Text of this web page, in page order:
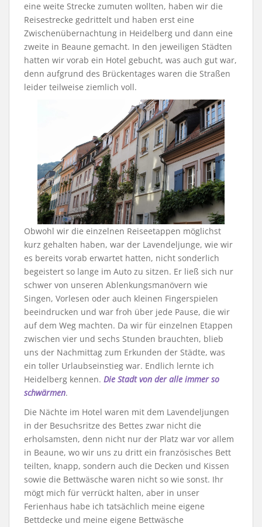
eine weite Strecke zumuten wollten, haben wir die
Reisestrecke gedrittelt und haben erst eine
Zwischenübernachtung in Heidelberg und dann eine
zweite in Beaune gemacht. In den jeweiligen Städten
hatten wir vorab ein Hotel gebucht, was auch gut war,
denn aufgrund des Brückentages waren die Straßen
leider teilweise ziemlich voll.
Obwohl wir die einzelnen Reiseetappen möglichst
kurz gehalten haben, war der Lavendeljunge, wie wir
es bereits vorab erwartet hatten, nicht sonderlich
begeistert so lange im Auto zu sitzen. Er ließ sich nur
schwer von unseren Ablenkungsmanövern wie
Singen, Vorlesen oder auch kleinen Fingerspielen
beeindrucken und war froh über jede Pause, die wir
auf dem Weg machten. Da wir für einzelnen Etappen
zwischen vier und sechs Stunden brauchten, blieb
uns der Nachmittag zum Erkunden der Städte, was
ein toller Urlaubseinstieg war. Endlich lernte ich
Heidelberg kennen. Die Stadt von der alle immer so
schwärmen.
Die Nächte im Hotel waren mit dem Lavendeljungen
in der Besuchsritze des Bettes zwar nicht die
erholsamsten, denn nicht nur der Platz war vor allem
in Beaune, wo wir uns zu dritt ein französisches Bett
teilten, knapp, sondern auch die Decken und Kissen
sowie die Bettwäsche waren nicht so wie sonst. Ihr
mögt mich für verrückt halten, aber in unser
Ferienhaus habe ich tatsächlich meine eigene
Bettdecke und meine eigene Bettwäsche